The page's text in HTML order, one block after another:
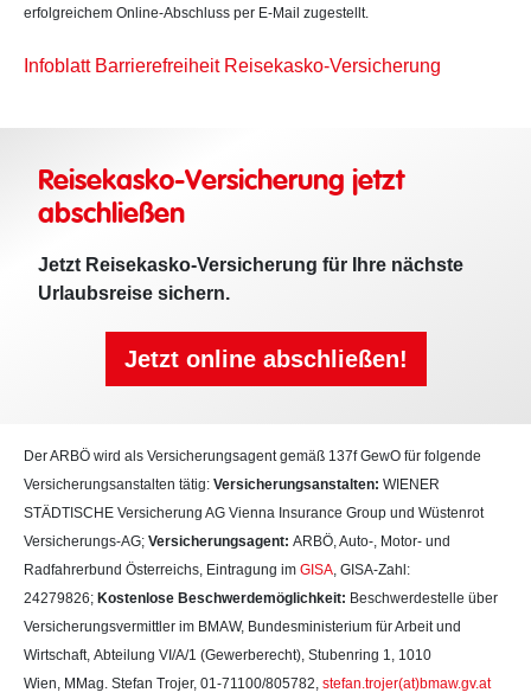
erfolgreichem Online-Abschluss per E-Mail zugestellt.
Infoblatt Barrierefreiheit Reisekasko-Versicherung
Reisekasko-Versicherung jetzt
abschließen
Jetzt Reisekasko-Versicherung für Ihre nächste
Urlaubsreise sichern.
Jetzt online abschließen!
Der ARBÖ wird als Versicherungsagent gemäß 137f GewO für folgende
Versicherungsanstalten tätig: Versicherungsanstalten: WIENER
STÄDTISCHE Versicherung AG Vienna Insurance Group und Wüstenrot
Versicherungs-AG; Versicherungsagent: ARBÖ, Auto-, Motor- und
Radfahrerbund Österreichs, Eintragung im GISA, GISA-Zahl:
24279826; Kostenlose Beschwerdemöglichkeit: Beschwerdestelle über
Versicherungsvermittler im BMAW, Bundesministerium für Arbeit und
Wirtschaft, Abteilung VI/A/1 (Gewerberecht), Stubenring 1, 1010
Wien, MMag. Stefan Trojer, 01-71100/805782, stefan.trojer(at)bmaw.gv.at